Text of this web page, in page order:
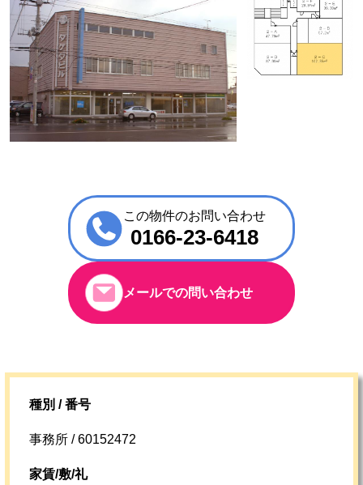
この物件のお問い合わせ
0166-23-6418
メールでの問い合わせ
種別 / 番号
事務所 / 60152472
家賃/敷/礼